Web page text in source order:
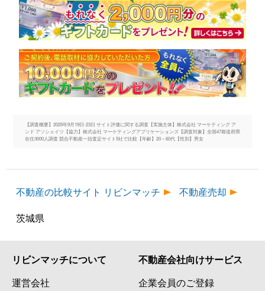
【調査概要】2025年9月19日-23日 サイト評価に関する調査【実施主体】株式会社 マーケティング ア
ンド アソシェイツ【協力】株式会社 マーケティングアプリケーションズ【調査対象】全国47都道府県
在住3000人調査 競合不動産一括査定サイト5社で比較【年齢】20～60代【性別】男女
不動産の比較サイト リビンマッチ
不動産売却
茨城県
リビンマッチについて
運営会社
不動産会社向けサービス
企業会員のご登録